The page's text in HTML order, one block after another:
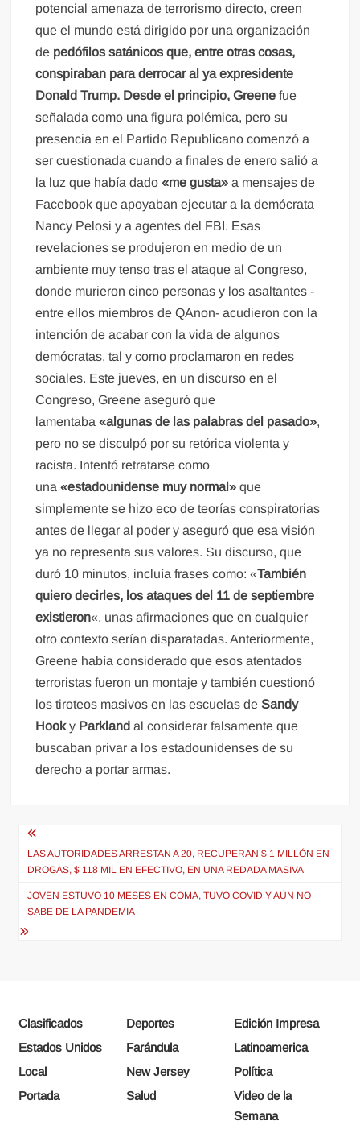
potencial amenaza de terrorismo directo, creen
que el mundo está dirigido por una organización
de pedófilos satánicos que, entre otras cosas,
conspiraban para derrocar al ya expresidente
Donald Trump. Desde el principio, Greene fue
señalada como una figura polémica, pero su
presencia en el Partido Republicano comenzó a
ser cuestionada cuando a finales de enero salió a
la luz que había dado «me gusta»a mensajes de
Facebook que apoyaban ejecutar a la demócrata
Nancy Pelosi y a agentes del FBI. Esas
revelaciones se produjeron en medio de un
ambiente muy tenso tras el ataque al Congreso,
donde murieron cinco personas y los asaltantes -
entre ellos miembros de QAnon- acudieron con la
intención de acabar con la vida de algunos
demócratas, tal y como proclamaron en redes
sociales. Este jueves, en un discurso en el
Congreso, Greene aseguró que
lamentaba«algunas de las palabras del pasado»,
pero no se disculpó por su retórica violenta y
racista. Intentó retratarse como
una «estadounidense muy normal»que
simplemente se hizo eco de teorías conspiratorias
antes de llegar al poder y aseguró que esa visión
ya no representa sus valores. Su discurso, que
duró 10 minutos, incluía frases como: «También
quiero decirles, los ataques del 11 de septiembre
existieron«, unas afirmaciones que en cualquier
otro contexto serían disparatadas. Anteriormente,
Greene había considerado que esos atentados
terroristas fueron un montaje y también cuestionó
los tiroteos masivos en las escuelas de Sandy
Hooky Parklandal considerar falsamente que
buscaban privar a los estadounidenses de su
derecho a portar armas.
Navegación
de
entradas
LAS AUTORIDADES ARRESTAN A 20, RECUPERAN $ 1 MILLÓN EN
DROGAS, $ 118 MIL EN EFECTIVO, EN UNA REDADA MASIVA
JOVEN ESTUVO 10 MESES EN COMA, TUVO COVID Y AÚN NO
SABE DE LA PANDEMIA
Clasificados Deportes
Edición Impresa
Estados Unidos
Farándula
Latinoamerica
Local
New Jersey
Política
Portada
Salud
Video de la
Semana